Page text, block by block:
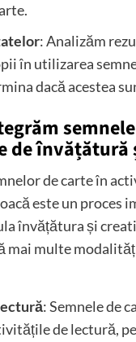
: Analizăm
în utilizarea
dacă acestea
învățătură
de carte în
este un proces
învățătura și
mai multe
: Semnele de
de lectură,